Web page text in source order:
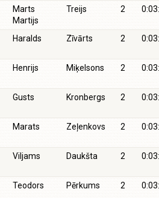
Marts
Martijs
Treijs 2
Haralds Zīvārts 2
Henrijs Miķelsons 2
Gusts Kronbergs 2
Marats Zeļenkovs 2
Viljams Daukšta 2
Teodors Pērkums 2